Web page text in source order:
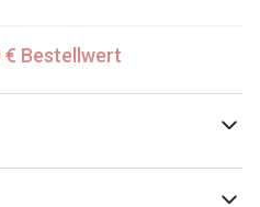
€ Bestellwert